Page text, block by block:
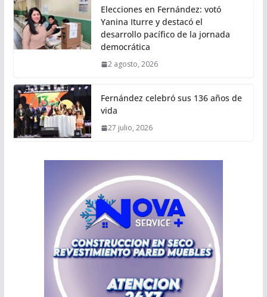
Elecciones en Fernández: votó
Yanina Iturre y destacó el
desarrollo pacífico de la jornada
democrática
2 agosto, 2026
Fernández celebró sus 136 años de
vida
27 julio, 2026